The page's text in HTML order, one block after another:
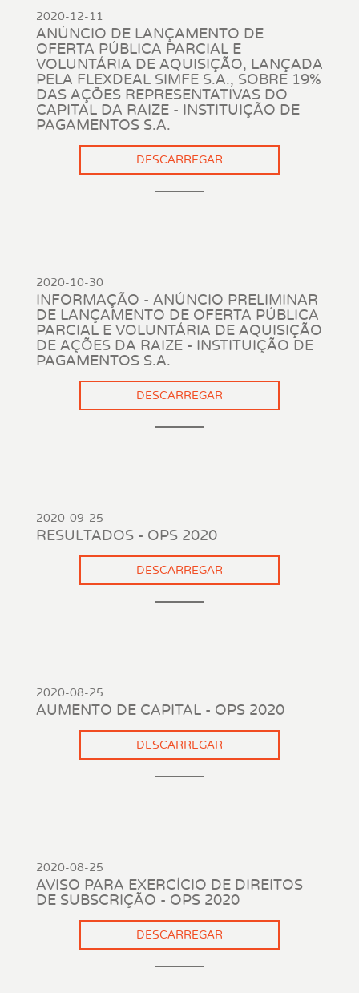
2020-12-11
ANÚNCIO DE LANÇAMENTO DE
OFERTA PÚBLICA PARCIAL E
VOLUNTÁRIA DE AQUISIÇÃO, LANÇADA
PELA FLEXDEAL SIMFE S.A., SOBRE 19%
DAS AÇÕES REPRESENTATIVAS DO
CAPITAL DA RAIZE - INSTITUIÇÃO DE
PAGAMENTOS S.A.
DESCARREGAR
2020-10-30
INFORMAÇÃO - ANÚNCIO PRELIMINAR
DE LANÇAMENTO DE OFERTA PÚBLICA
PARCIAL E VOLUNTÁRIA DE AQUISIÇÃO
DE AÇÕES DA RAIZE - INSTITUIÇÃO DE
PAGAMENTOS S.A.
DESCARREGAR
2020-09-25
RESULTADOS - OPS 2020
DESCARREGAR
2020-08-25
AUMENTO DE CAPITAL - OPS 2020
DESCARREGAR
2020-08-25
AVISO PARA EXERCÍCIO DE DIREITOS
DE SUBSCRIÇÃO - OPS 2020
DESCARREGAR